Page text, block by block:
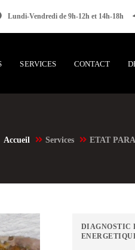
Lundi-Vendredi de 9h-12h et 14h-18h
SERVICES CONTACT
Accueil Services ETAT
DIAGNOSTIC